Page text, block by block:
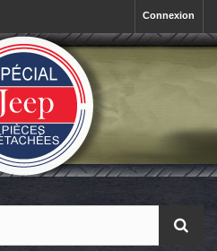
Connexion